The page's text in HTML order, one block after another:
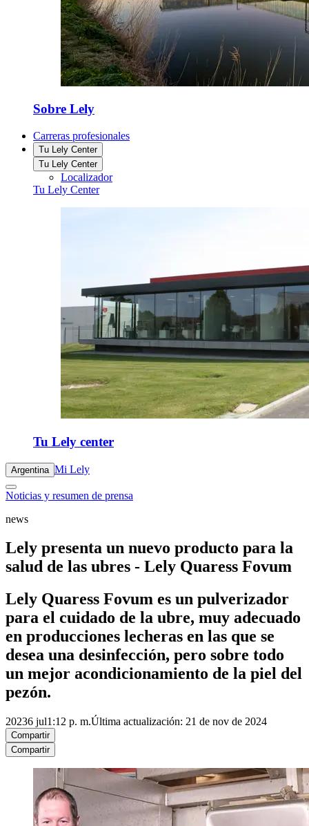
Sobre Lely
Carreras profesionales
Tu Lely Center
Tu Lely Center
Localizador
Tu Lely Center
Tu Lely center
Argentina Mi Lely
Noticias y resumen de prensa
news
Lely presenta un nuevo producto para la
salud de las ubres - Lely Quaress Fovum
Lely Quaress Fovum es un pulverizador
para el cuidado de la ubre, muy adecuado
en producciones lecheras en las que se
desea una desinfección, pero sobre todo
un mejor acondicionamiento de la piel del
pezón.
20236 jul1:12 p. m.Última actualización: 21 de nov de 2024
Compartir
Compartir